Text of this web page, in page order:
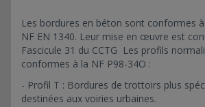
Les bordures en béton sont conformes
NF EN 1340. Leur mise en œuvre est
Fascicule 31 du CCTG Les profils
conformes à la NF P98-34O :
- Profil T : Bordures de trottoirs plus
destinées aux voiries urbaines.